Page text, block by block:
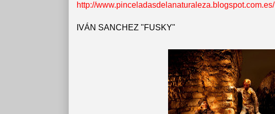
http://www.pinceladasdelanaturaleza.blogspot.com.es/
IVÁN SANCHEZ "FUSKY"